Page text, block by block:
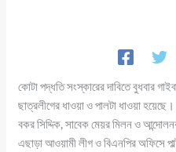
কোটা পদ্ধতি সংস্কারের দাবিতে বুধবার
ছাত্রলীগের ধাওয়া ও পালটা ধাওয়া
বকর সিদ্দিক, সাবেক মেয়র মিলন ও
এছাড়া আওয়ামী লীগ ও বিএনপির অফিসে